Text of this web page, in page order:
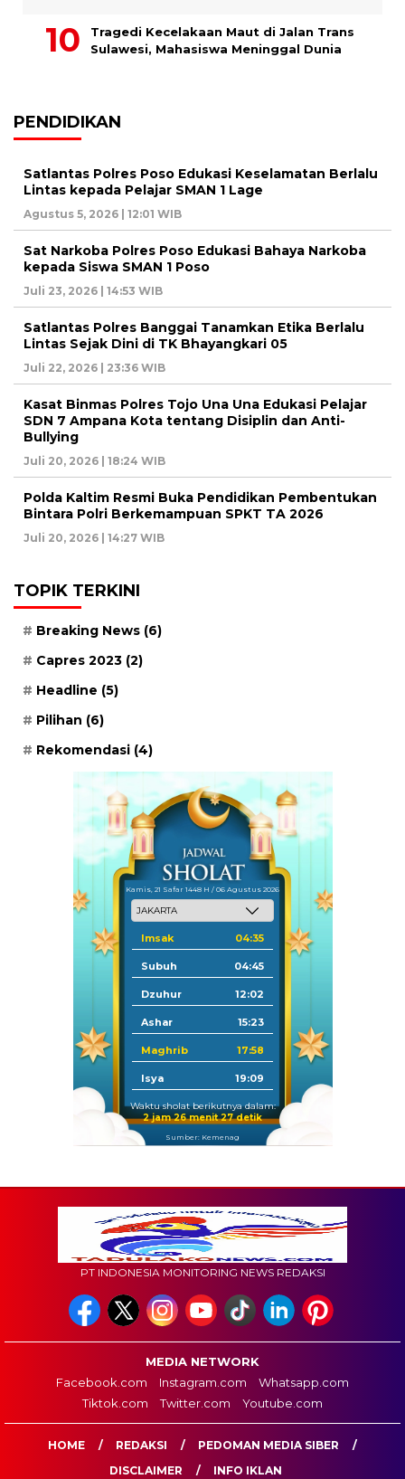
Tragedi Kecelakaan Maut di Jalan Trans
Sulawesi, Mahasiswa Meninggal Dunia
PENDIDIKAN
Satlantas Polres Poso Edukasi Keselamatan Berlalu
Lintas kepada Pelajar SMAN 1 Lage
Agustus 5, 2026 | 12:01 WIB
Sat Narkoba Polres Poso Edukasi Bahaya Narkoba
kepada Siswa SMAN 1 Poso
Juli 23, 2026 | 14:53 WIB
Satlantas Polres Banggai Tanamkan Etika Berlalu
Lintas Sejak Dini di TK Bhayangkari 05
Juli 22, 2026 | 23:36 WIB
Kasat Binmas Polres Tojo Una Una Edukasi Pelajar
SDN 7 Ampana Kota tentang Disiplin dan Anti-
Bullying
Juli 20, 2026 | 18:24 WIB
Polda Kaltim Resmi Buka Pendidikan Pembentukan
Bintara Polri Berkemampuan SPKT TA 2026
Juli 20, 2026 | 14:27 WIB
TOPIK TERKINI
Breaking News (6)
Capres 2023 (2)
Headline (5)
Pilihan (6)
Rekomendasi (4)
Kamis, 21 Safar 1448 H / 06 Agustus 2026
Imsak 04:35
Subuh 04:45
Dzuhur 12:02
Ashar 15:23
Maghrib 17:58
Isya 19:09
Waktu sholat berikutnya dalam:
2 jam 26 menit 25 detik
Sumber: Kemenag
PT INDONESIA MONITORING NEWS REDAKSI
MEDIA NETWORK
Facebook.com
Instagram.com
Whatsapp.com
Tiktok.com
Twitter.com Youtube.com
HOME REDAKSI
PEDOMAN MEDIA SIBER
DISCLAIMER
INFO IKLAN